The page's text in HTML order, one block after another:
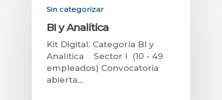
Sin categorizar
BI y Analítica
Kit Digital. Categoría BI y
Analítica Sector I (10 - 49
empleados) Convocatoria
abierta…